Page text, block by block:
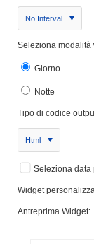
No Interval
Seleziona modalità
Giorno
Notte
Tipo di codice
Html
Seleziona data
Widget
Antreprima Widget: